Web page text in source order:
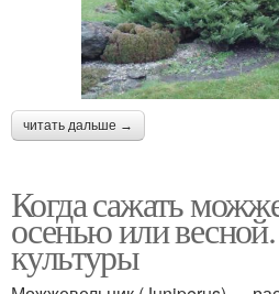
читать дальше →
Когда сажать
осенью или
культуры